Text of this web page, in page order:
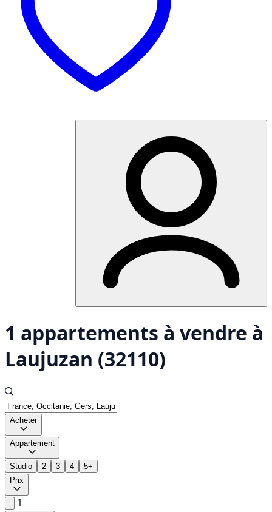
1 appartements à vendre à
Laujuzan (32110)
Acheter
Appartement
Studio 2 3 4
5+
Prix
1